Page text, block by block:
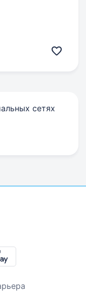
сетях